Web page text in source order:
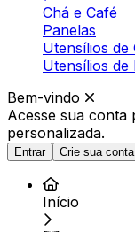
Chá e Café
Panelas
Utensílios de
Utensílios de
Bem-vindo
Acesse sua conta
personalizada.
Entrar Crie sua conta
Início